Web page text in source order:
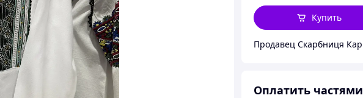
Купить
Оплатить частями